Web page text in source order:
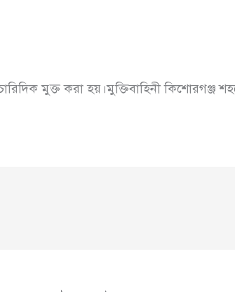
মুক্ত করা হয়।মুক্তিবাহিনী কিশোরগঞ্জ